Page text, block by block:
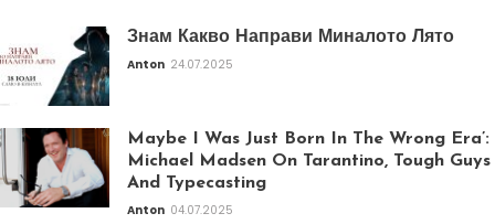
Знам Какво Направи Миналото Лято
Anton 24.07.2025
Maybe I Was Just Born In The Wrong Era’:
Michael Madsen On Tarantino, Tough Guys
And Typecasting
Anton 04.07.2025